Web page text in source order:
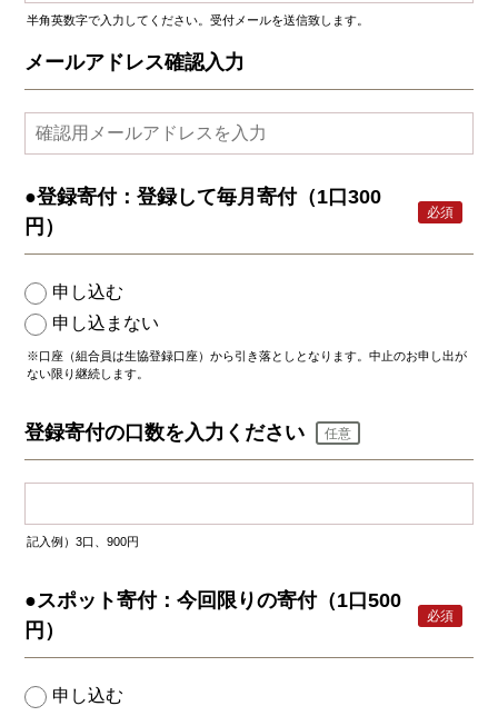
半角英数字で入力してください。受付メールを送信致します。
メールアドレス確認入力
●登録寄付：登録して毎月寄付（1口300
円）
必須
申し込む
申し込まない
※口座（組合員は生協登録口座）から引き落としとなります。中止のお申し出が
ない限り継続します。
登録寄付の口数を入力ください 任意
記入例）3口、900円
●スポット寄付：今回限りの寄付（1口500
円）
必須
申し込む